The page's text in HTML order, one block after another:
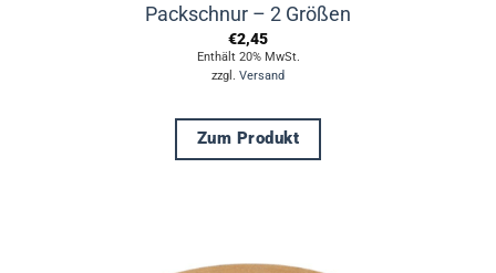
Packschnur – 2 Größen
€2,45
Enthält 20% MwSt.
zzgl. Versand
Zum Produkt
Varianten